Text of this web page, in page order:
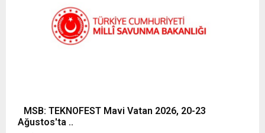
MSB: TEKNOFEST Mavi Vatan 2026, 20-23
Ağustos'ta ..